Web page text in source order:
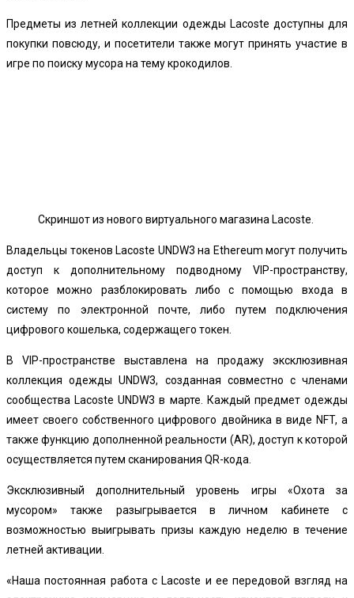
Предметы из летней коллекции одежды Lacoste доступны для
покупки повсюду, и посетители также могут принять участие в
игре по поиску мусора на тему крокодилов.
Скриншот из нового виртуального магазина Lacoste.
Владельцы токенов Lacoste UNDW3 на Ethereum могут получить
доступ к дополнительному подводному VIP-пространству,
которое можно разблокировать либо с помощью входа в
систему по электронной почте, либо путем подключения
цифрового кошелька, содержащего токен.
В VIP-пространстве выставлена ​​на продажу эксклюзивная
коллекция одежды UNDW3, созданная совместно с членами
сообщества Lacoste UNDW3 в марте. Каждый предмет одежды
имеет своего собственного цифрового двойника в виде NFT, а
также функцию дополненной реальности (AR), доступ к которой
осуществляется путем сканирования QR-кода.
Эксклюзивный дополнительный уровень игры «Охота за
мусором» также разыгрывается в личном кабинете с
возможностью выигрывать призы каждую неделю в течение
летней активации.
«Наша постоянная работа с Lacoste и ее передовой взгляд на